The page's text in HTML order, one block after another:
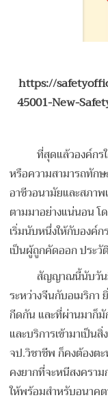
https://
45001-New-
ที่สุดแล้วองค์กรใ
หรือความสามารถทัก
อาชีวอนามัยและสภา
ตามมาอย่างแน่นอน โ
เริ่มนับหนึ่งให้กับองค์
เป็นผู้ถูกคัดออก ประ
สัญญาณนี้นับวันยิ่ง
ระหว่างจีนกับอเมริกา
กีดกัน และที่ผ่านมาก็มั
และบริการเข้ามาเป็
จป.วิชาชีพ ก็คงต้องต
คงยากที่จะหนีสงคราม
ให้พร้อมสำหรับอนาค